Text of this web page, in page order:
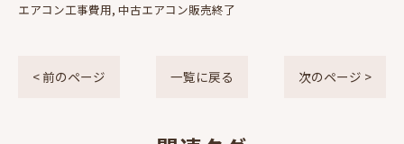
エアコン工事費用 中古エアコン販売終了
< 前のページ 一覧に戻る 次のページ >